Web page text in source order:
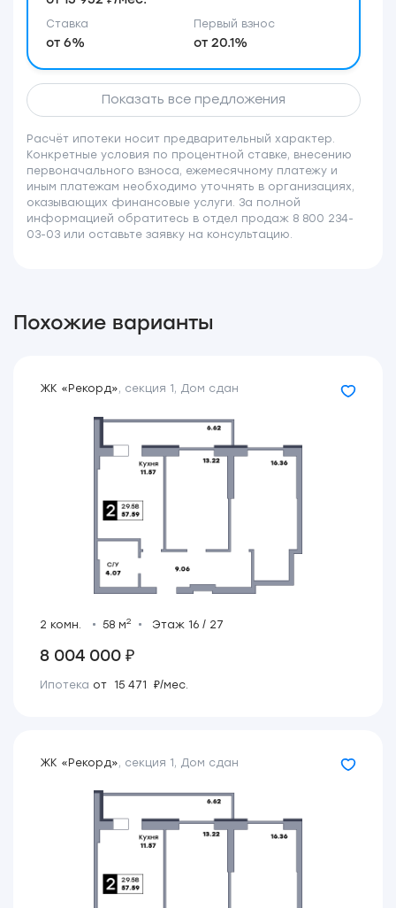
Ставка
от 6%
Первый взнос
от 20.1%
Показать все предложения
Расчёт ипотеки носит предварительный характер.
Конкретные условия по процентной ставке, внесению
первоначального взноса, ежемесячному платежу и
иным платежам необходимо уточнять в организациях,
оказывающих финансовые услуги. За полной
информацией обратитесь в отдел продаж 8 800 234-
03-03 или оставьте заявку на консультацию.
Похожие варианты
ЖК «Рекорд», секция 1 , Дом сдан
2 комн. 58 м2 Этаж 16 / 27
8 004 000 ₽
Ипотека от 15 471 ₽/мес.
ЖК «Рекорд», секция 1, Дом сдан